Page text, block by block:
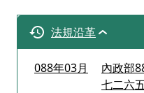
法規沿革
088年03月
內政部
七二六